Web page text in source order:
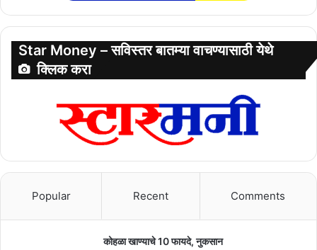
Star Money – सविस्तर बातम्या वाचण्यासाठी येथे
क्लिक करा
Popular Recent Comments
कोहळा खाण्याचे 10 फायदे, नुकसान